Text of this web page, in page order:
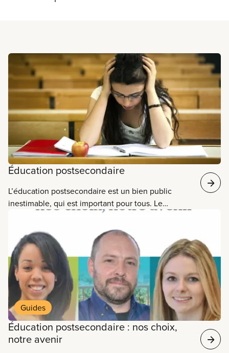
En savoir plus
Éducation postsecondaire
L’éducation postsecondaire est un bien public
inestimable, qui est important pour tous. Le
domaine postsecondaire contribue de façon
importante au bien-être social, culturel et
économique du pays, de même qu’à sa capacité à
innover, s’adapter aux changements et maintenir
une démocratie stable et dynamique.​
Guides
Éducation postsecondaire : nos choix,
notre avenir